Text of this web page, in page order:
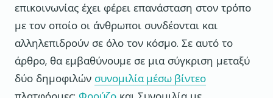
επικοινωνίας έχει φέρει επανάσταση στον τρόπο
με τον οποίο οι άνθρωποι συνδέονται και
αλληλεπιδρούν σε όλο τον κόσμο. Σε αυτό το
άρθρο, θα εμβαθύνουμε σε μια σύγκριση μεταξύ
δύο δημοφιλών συνομιλία μέσω βίντεο